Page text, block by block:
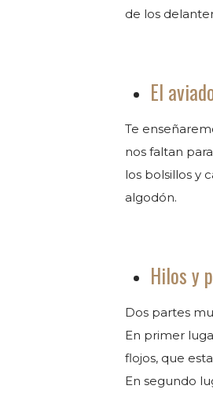
de los
El
Te
nos faltan
los bolsillos y
algodón.
Hilos y
Dos partes
En primer
flojos, que
En segundo